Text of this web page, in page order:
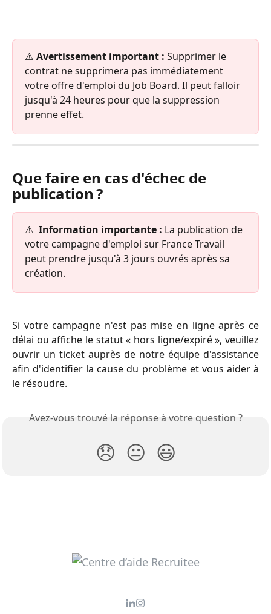
⚠️ Avertissement important : Supprimer le
contrat ne supprimera pas immédiatement
votre offre d'emploi du Job Board. Il peut falloir
jusqu'à 24 heures pour que la suppression
prenne effet.
Que faire en cas d'échec de
publication ?
⚠️ Information importante : La publication de
votre campagne d'emploi sur France Travail
peut prendre jusqu'à 3 jours ouvrés après sa
création.
Si votre campagne n'est pas mise en ligne après ce
délai ou affiche le statut « hors ligne/expiré », veuillez
ouvrir un ticket auprès de notre équipe d'assistance
afin d'identifier la cause du problème et vous aider à
le résoudre.
Avez-vous trouvé la réponse à votre question ?
😞 😐 😃